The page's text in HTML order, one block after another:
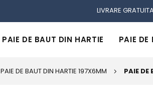
LIVRARE
PAIE DE BAUT DIN HARTIE PAIE
PAIE DE BAUT DIN HARTIE 197X6MM PAIE